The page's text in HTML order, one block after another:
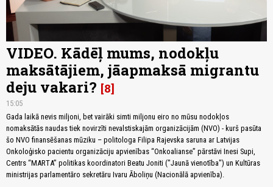
VIDEO. Kādēļ mums, nodokļu
maksātājiem, jāapmaksā migrantu
deju vakari? 8
15:05
Gada laikā nevis miljoni, bet vairāki simti miljonu eiro no mūsu nodokļos
nomaksātās naudas tiek novirzīti nevalstiskajām organizācijām (NVO) - kurš pasūta
šo NVO finansēšanas mūziku – politologa Filipa Rajevska saruna ar Latvijas
Onkoloģisko pacientu organizāciju apvienības “Onkoalianse” pārstāvi Inesi Supi,
Centrs “MARTA” politikas koordinatori Beatu Joniti ("Jaunā vienotība") un Kultūras
ministrijas parlamentāro sekretāru Ivaru Āboliņu (Nacionālā apvienība).